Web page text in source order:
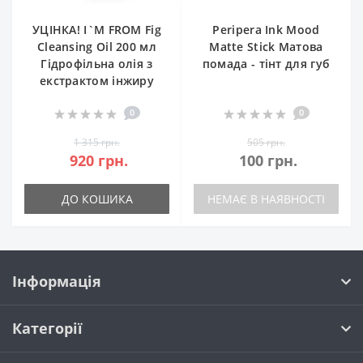
УЦІНКА! I`M FROM Fig
Cleansing Oil 200 мл
Гідрофільна олія з
екстрактом інжиру
0
1 315 грн.
920 грн.
ДО КОШИКА
Peripera Ink Mood
Matte Stick Матова
помада - тінт для губ
0
505 грн.
100 грн.
НЕМАЄ В НАЯВНОСТІ
Інформація
Категорії